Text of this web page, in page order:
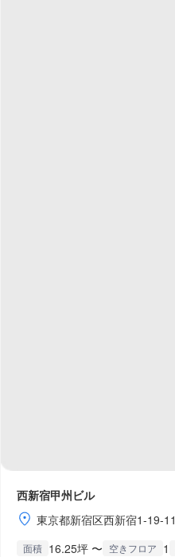
西新宿甲州ビル
東京都新宿区西新宿1-19-11
面積 16.25坪 〜 空きフロア 1